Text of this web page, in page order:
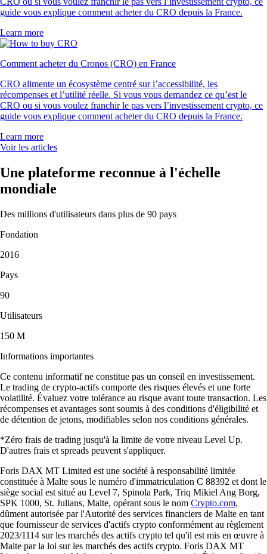
guide vous explique comment acheter du CRO depuis la France.
Learn more
Comment acheter du Cronos (CRO) en France
CRO alimente un écosystème centré sur l’accessibilité, les
récompenses et l’utilité réelle. Si vous vous demandez ce qu’est le
CRO ou si vous voulez franchir le pas vers l’investissement crypto, ce
guide vous explique comment acheter du CRO depuis la France.
Learn more
Voir les articles
Une plateforme reconnue à l'échelle
mondiale
Des millions d'utilisateurs dans plus de 90 pays
Fondation
2016
Pays
90
Utilisateurs
150 M
Informations importantes
Ce contenu informatif ne constitue pas un conseil en investissement.
Le trading de crypto-actifs comporte des risques élevés et une forte
volatilité. Évaluez votre tolérance au risque avant toute transaction. Les
récompenses et avantages sont soumis à des conditions d'éligibilité et
de détention de jetons, modifiables selon nos conditions générales.
*Zéro frais de trading jusqu'à la limite de votre niveau Level Up.
D'autres frais et spreads peuvent s'appliquer.
Foris DAX MT Limited est une société à responsabilité limitée
constituée à Malte sous le numéro d'immatriculation C 88392 et dont le
siège social est situé au Level 7, Spinola Park, Triq Mikiel Ang Borg,
SPK 1000, St. Julians, Malte, opérant sous le nom Crypto.com,
dûment autorisée par l'Autorité des services financiers de Malte en tant
que fournisseur de services d'actifs crypto conformément au règlement
2023/1114 sur les marchés des actifs crypto tel qu'il est mis en œuvre à
Malte par la loi sur les marchés des actifs crypto. Foris DAX MT